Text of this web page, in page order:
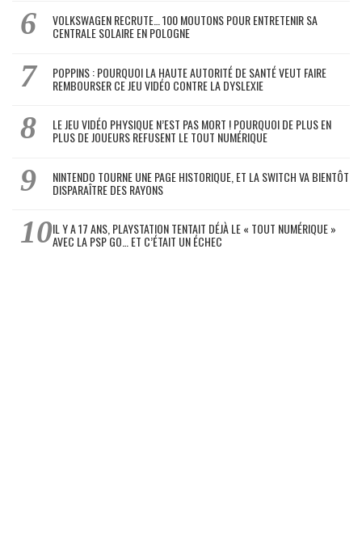
VOLKSWAGEN RECRUTE… 100 MOUTONS POUR ENTRETENIR SA
CENTRALE SOLAIRE EN POLOGNE
POPPINS : POURQUOI LA HAUTE AUTORITÉ DE SANTÉ VEUT FAIRE
REMBOURSER CE JEU VIDÉO CONTRE LA DYSLEXIE
LE JEU VIDÉO PHYSIQUE N’EST PAS MORT ! POURQUOI DE PLUS EN
PLUS DE JOUEURS REFUSENT LE TOUT NUMÉRIQUE
NINTENDO TOURNE UNE PAGE HISTORIQUE, ET LA SWITCH VA BIENTÔT
DISPARAÎTRE DES RAYONS
IL Y A 17 ANS, PLAYSTATION TENTAIT DÉJÀ LE « TOUT NUMÉRIQUE »
AVEC LA PSP GO… ET C’ÉTAIT UN ÉCHEC